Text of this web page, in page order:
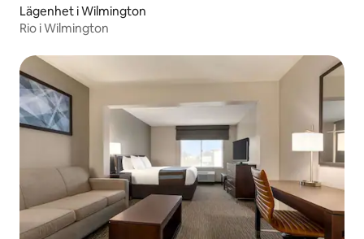
Lägenhet i Wilmington
Rio i Wilmington